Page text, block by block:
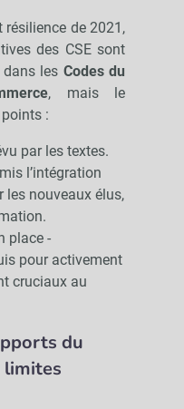
de 2021,
des CSE sont
dans les Codes du
, mais le
:
par les textes.
l’intégration
nouveaux élus,
place -
pour activement
cruciaux au
du
limites